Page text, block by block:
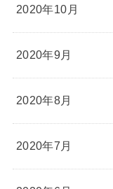
2020年10月
2020年9月
2020年8月
2020年7月